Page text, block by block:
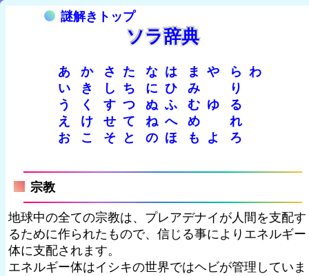
謎解きトップ
ソラ辞典
あ か さ た な は ま や ら わ
い
き し ち に ひ み
り
う
く す つ ぬ ふ む ゆ
る
え
け せ て ね へ め
れ
お
こ そ と の ほ も よ ろ
宗教
地球中の全ての宗教は、プレアデナイが人間を支配す
るために作られたもので、信じる事によりエネルギー
体に支配されます。
エネルギー体はイシキの世界ではヘビが管理していま